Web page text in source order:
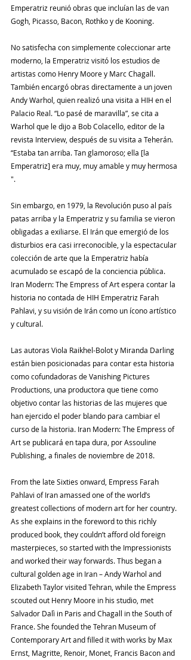
Emperatriz reunió obras que incluían las de van
Gogh, Picasso, Bacon, Rothko y de Kooning.
No satisfecha con simplemente coleccionar arte
moderno, la Emperatriz visitó los estudios de
artistas como Henry Moore y Marc Chagall.
También encargó obras directamente a un joven
Andy Warhol, quien realizó una visita a HIH en el
Palacio Real. “Lo pasé de maravilla”, se cita a
Warhol que le dijo a Bob Colacello, editor de la
revista Interview, después de su visita a Teherán.
“Estaba tan arriba. Tan glamoroso; ella [la
Emperatriz] era muy, muy amable y muy hermosa
".
Sin embargo, en 1979, la Revolución puso al país
patas arriba y la Emperatriz y su familia se vieron
obligadas a exiliarse. El Irán que emergió de los
disturbios era casi irreconocible, y la espectacular
colección de arte que la Emperatriz había
acumulado se escapó de la conciencia pública.
Iran Modern: The Empress of Art espera contar la
historia no contada de HIH Emperatriz Farah
Pahlavi, y su visión de Irán como un ícono artístico
y cultural.
Las autoras Viola Raikhel-Bolot y Miranda Darling
están bien posicionadas para contar esta historia
como cofundadoras de Vanishing Pictures
Productions, una productora que tiene como
objetivo contar las historias de las mujeres que
han ejercido el poder blando para cambiar el
curso de la historia. Iran Modern: The Empress of
Art se publicará en tapa dura, por Assouline
Publishing, a finales de noviembre de 2018.
From the late Sixties onward, Empress Farah
Pahlavi of Iran amassed one of the world’s
greatest collections of modern art for her country.
As she explains in the foreword to this richly
produced book, they couldn’t afford old foreign
masterpieces, so started with the Impressionists
and worked their way forwards. Thus began a
cultural golden age in Iran – Andy Warhol and
Elizabeth Taylor visited Tehran, while the Empress
scouted out Henry Moore in his studio, met
Salvador Dalì in Paris and Chagall in the South of
France. She founded the Tehran Museum of
Contemporary Art and filled it with works by Max
Ernst, Magritte, Renoir, Monet, Francis Bacon and